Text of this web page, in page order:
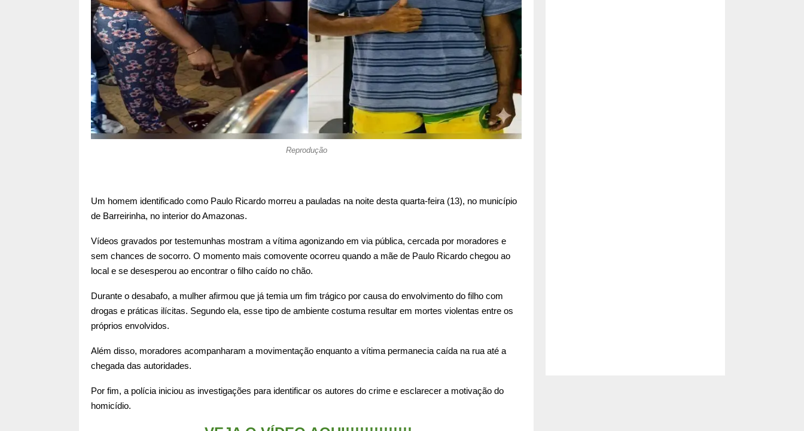
Reprodução
Um homem identificado como Paulo Ricardo morreu a pauladas na noite desta quarta-feira (13), no município
de Barreirinha, no interior do Amazonas.
Vídeos gravados por testemunhas mostram a vítima agonizando em via pública, cercada por moradores e
sem chances de socorro. O momento mais comovente ocorreu quando a mãe de Paulo Ricardo chegou ao
local e se desesperou ao encontrar o filho caído no chão.
Durante o desabafo, a mulher afirmou que já temia um fim trágico por causa do envolvimento do filho com
drogas e práticas ilícitas. Segundo ela, esse tipo de ambiente costuma resultar em mortes violentas entre os
próprios envolvidos.
Além disso, moradores acompanharam a movimentação enquanto a vítima permanecia caída na rua até a
chegada das autoridades.
Por fim, a polícia iniciou as investigações para identificar os autores do crime e esclarecer a motivação do
homicídio.